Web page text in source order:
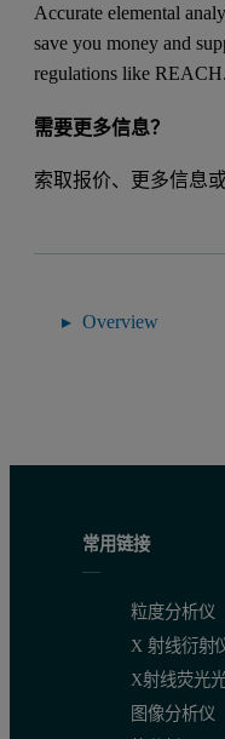
Accurate elemental
save you money and
regulations like REACH.
需要更多信息？
索取报价、更多信息
Overview
常用链接
粒度分析仪
X 射线衍射
X射线荧光
图像分析仪